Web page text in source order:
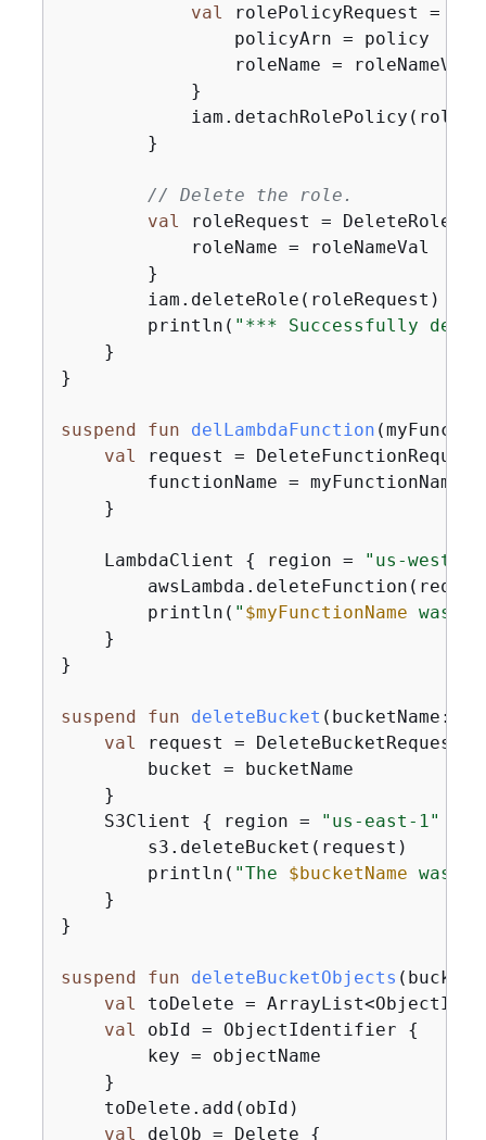
val
rolePolicyRequest =
                policyArn = policy
                roleName = roleNameVal
            }
        }
// Delete the role.
val
roleRequest =
            roleName = roleNameVal
        }
        iam.deleteRole(roleRequest)
        println(
"*** Successfully
    }
}
suspend fun delLambdaFunction
val
request =
        functionName = myFunctionName
    }
    LambdaClient
{ region = "us-west-2"
        println(
" $myFunctionName was
    }
}
suspend fun deleteBucket (bucketName:
val
request = DeleteBucketRequest
        bucket = bucketName
    }
    S3Client
{ region = "us-east-1"
        s3.deleteBucket(request)
        println(
"The $bucketName was
    }
}
suspend fun deleteBucketObjects
val
toDelete =
val
obId = ObjectIdentifier {
        key = objectName
    }
    toDelete.add(obId)
val
delOb = Delete {